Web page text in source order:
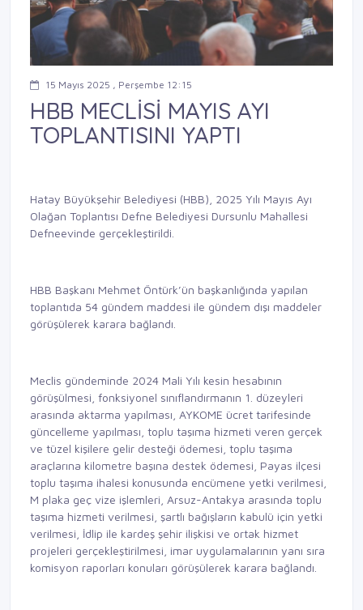
15 Mayıs 2025 , Perşembe 12:15
HBB MECLİSİ MAYIS AYI
TOPLANTISINI YAPTI
Hatay Büyükşehir Belediyesi (HBB), 2025 Yılı Mayıs Ayı
Olağan Toplantısı Defne Belediyesi Dursunlu Mahallesi
Defneevinde gerçekleştirildi.
HBB Başkanı Mehmet Öntürk’ün başkanlığında yapılan
toplantıda 54 gündem maddesi ile gündem dışı maddeler
görüşülerek karara bağlandı.
Meclis gündeminde 2024 Mali Yılı kesin hesabının
görüşülmesi, fonksiyonel sınıflandırmanın 1. düzeyleri
arasında aktarma yapılması, AYKOME ücret tarifesinde
güncelleme yapılması, toplu taşıma hizmeti veren gerçek
ve tüzel kişilere gelir desteği ödemesi, toplu taşıma
araçlarına kilometre başına destek ödemesi, Payas ilçesi
toplu taşıma ihalesi konusunda encümene yetki verilmesi,
M plaka geç vize işlemleri, Arsuz-Antakya arasında toplu
taşıma hizmeti verilmesi, şartlı bağışların kabulü için yetki
verilmesi, İdlip ile kardeş şehir ilişkisi ve ortak hizmet
projeleri gerçekleştirilmesi, imar uygulamalarının yanı sıra
komisyon raporları konuları görüşülerek karara bağlandı.